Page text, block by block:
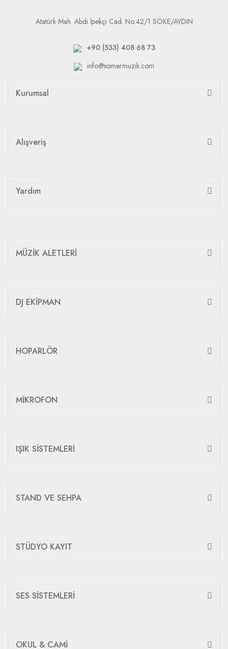
Atatürk Mah. Abdi İpekçi Cad. No:42/1 SÖKE/AYDIN
+90 (533) 408 68 73
info@somermuzik.com
Kurumsal
Alışveriş
Yardım
MÜZİK ALETLERİ
DJ EKİPMAN
HOPARLÖR
MİKROFON
IŞIK SİSTEMLERİ
STAND VE SEHPA
STÜDYO KAYIT
SES SİSTEMLERİ
OKUL & CAMİ